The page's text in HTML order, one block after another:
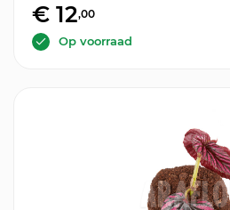
€ 12,00
Op voorraad